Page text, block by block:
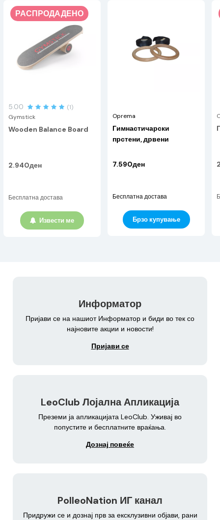
РАСПРОДАДЕНО
5.00
(1)
Gymstick
Wooden Balance Board
2.940ден
Бесплатна достава
Извести ме
Oprema
Гимнастичарски
прстени, дрвени
7.590ден
Бесплатна достава
Брзо купување
Информатор
Пријави се на нашиот Информатор и биди во тек со
најновите акции и новости!
Пријави се
LeoClub Лојална Апликација
Преземи ја апликацијата LeoClub. Уживај во
попустите и бесплатните враќања.
Дознај повеќе
PolleoNation ИГ канал
Придружи се и дознај прв за ексклузивни објави, рани